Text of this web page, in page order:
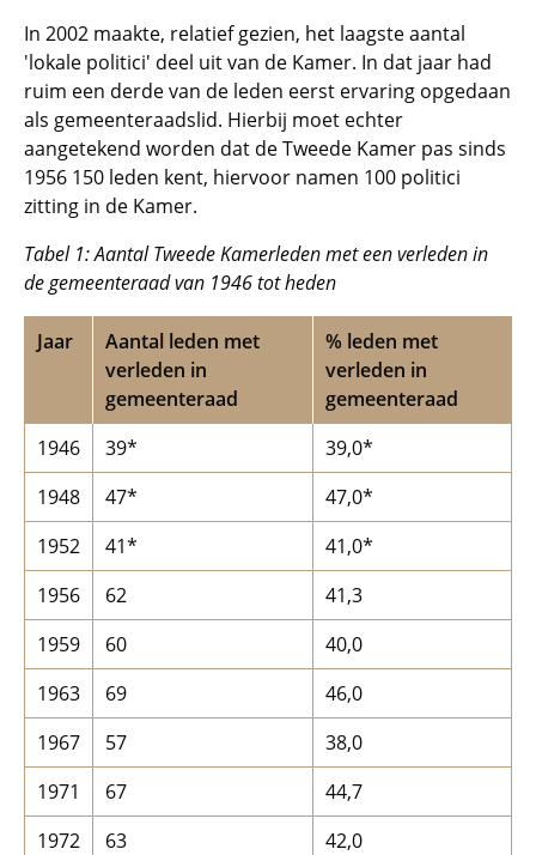
In 2002 maakte, relatief gezien, het laagste aantal
'lokale politici' deel uit van de Kamer. In dat jaar had
ruim een derde van de leden eerst ervaring opgedaan
als gemeenteraadslid. Hierbij moet echter
aangetekend worden dat de Tweede Kamer pas sinds
1956 150 leden kent, hiervoor namen 100 politici
zitting in de Kamer.
Tabel 1: Aantal Tweede Kamerleden met een verleden in
de gemeenteraad van 1946 tot heden
Jaar
Aantal leden met
verleden in
gemeenteraad
% leden met
verleden in
gemeenteraad
1946
39*
39,0*
1948
47*
47,0*
1952
41*
41,0*
1956
62
41,3
1959
60
40,0
1963
69
46,0
1967
57
38,0
1971
67
44,7
1972
63
42,0